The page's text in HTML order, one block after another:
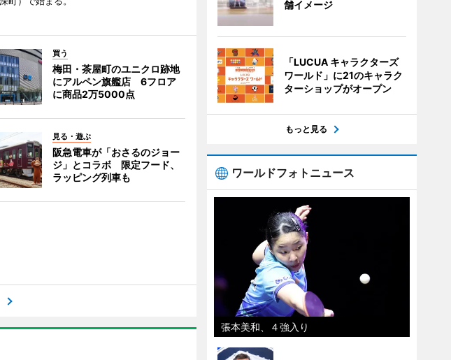
買う
梅田・茶屋町のユニクロ跡地
にアルペン旗艦店 6フロア
に商品2万5000点
見る・遊ぶ
阪急電車が「おさるのジョー
ジ」とコラボ 限定フード、
ラッピング列車も
舗イメージ
「LUCUA キャラクターズ
ワールド」に21のキャラク
ターショップがオープン
もっと見る
ワールドフォトニュース
張本美和、４強入り